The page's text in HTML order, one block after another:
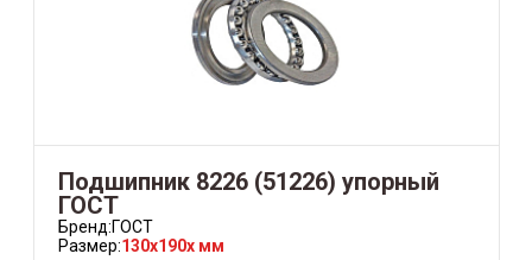
Подшипник 8226 (51226) упорный
ГОСТ
Бренд:ГОСТ
Размер:130x190x мм